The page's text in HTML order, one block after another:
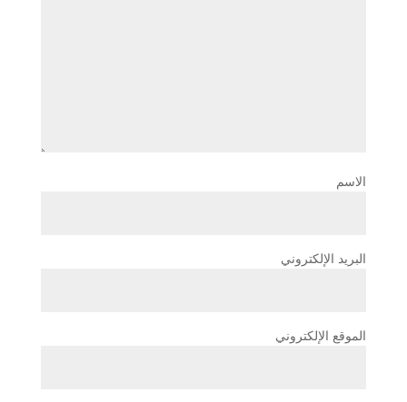
الاسم
البريد الإلكتروني
الموقع الإلكتروني